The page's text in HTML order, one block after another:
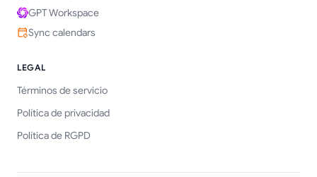
GPT Workspace
Sync calendars
LEGAL
Términos de servicio
Política de privacidad
Política de RGPD